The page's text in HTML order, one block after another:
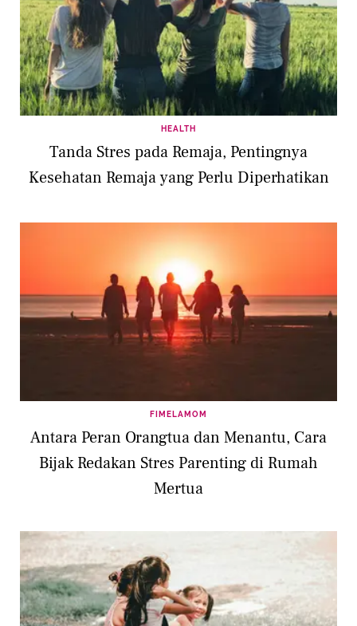
HEALTH
Tanda Stres pada Remaja, Pentingnya
Kesehatan Remaja yang Perlu Diperhatikan
FIMELAMOM
Antara Peran Orangtua dan Menantu, Cara
Bijak Redakan Stres Parenting di Rumah
Mertua